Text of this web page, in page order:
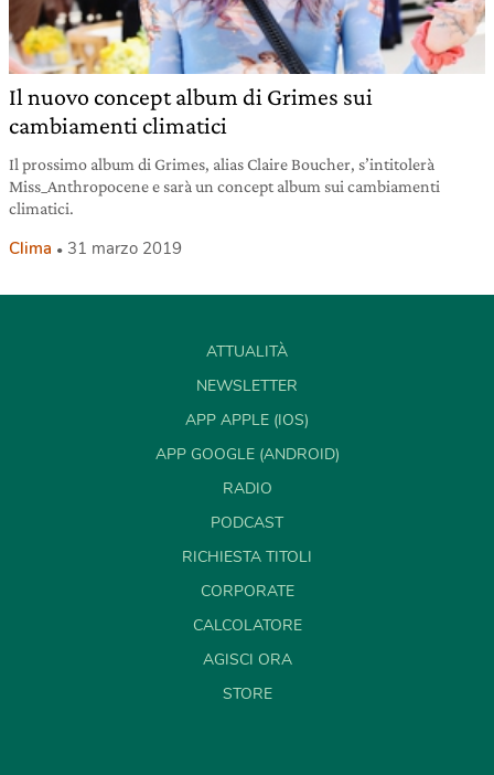
Il nuovo concept album di Grimes sui
cambiamenti climatici
Il prossimo album di Grimes, alias Claire Boucher, s’intitolerà
Miss_Anthropocene e sarà un concept album sui cambiamenti
climatici.
Clima 31 marzo 2019
ATTUALITÀ
NEWSLETTER
APP APPLE (IOS)
APP GOOGLE (ANDROID)
RADIO
PODCAST
RICHIESTA TITOLI
CORPORATE
CALCOLATORE
AGISCI ORA
STORE